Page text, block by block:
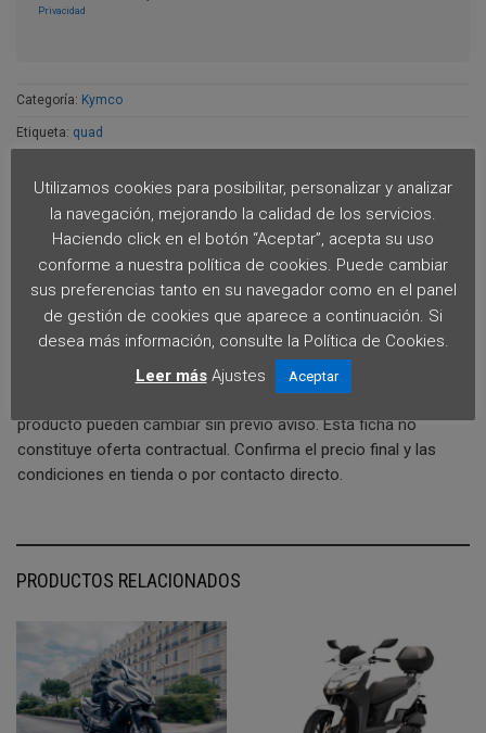
Privacidad
Categoría: Kymco
Etiqueta: quad
DESCRIPCIÓN
DESCRIPCIÓN
Aviso importante:Precio orientativo salvo error tipográfico.
producto pueden cambiar sin previo aviso. Esta ficha no
constituye oferta contractual. Confirma el precio final y las
condiciones en tienda o por contacto directo.
PRODUCTOS RELACIONADOS
Utilizamos cookies para posibilitar, personalizar y analizar
la navegación, mejorando la calidad de los servicios.
Haciendo click en el botón “Aceptar”, acepta su uso
conforme a nuestra política de cookies. Puede cambiar
sus preferencias tanto en su navegador como en el panel
de gestión de cookies que aparece a continuación. Si
desea más información, consulte la Política de Cookies.
Leer más Ajustes Aceptar